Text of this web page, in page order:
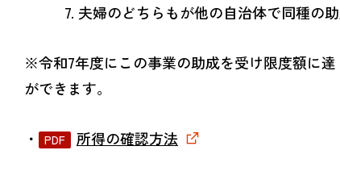
夫婦のどちらもが他の自治体で同種の
※令和7年度にこの事業の助成を受け限度額に
ができます。
・ 所得の確認方法